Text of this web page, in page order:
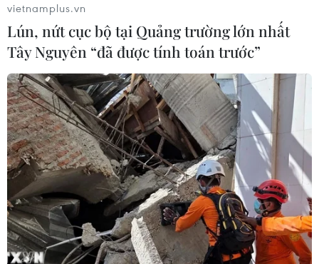
vietnamplus.vn
Lún, nứt cục bộ tại Quảng trường lớn nhất
Tây Nguyên “đã được tính toán trước”